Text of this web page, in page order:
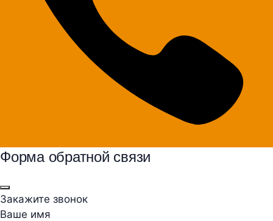
Форма обратной связи
Закажите звонок
Ваше имя